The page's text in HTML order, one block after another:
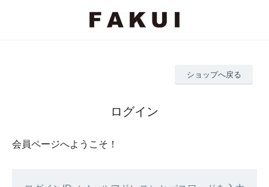
ショップへ戻る
ログイン
会員ページへようこそ！